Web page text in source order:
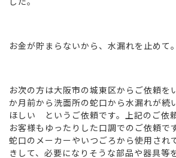
お金が貯まらないから、水漏れを止めて。
お次の方は大阪市の城東区からご依頼を
か月前から洗面所の蛇口から水漏れが続
ほしい というご依頼です。上記のご依
お客様もゆったりした口調でのご依頼で
蛇口のメーカーやいつごろから使用され
きして、必要になりそうな部品や器具等